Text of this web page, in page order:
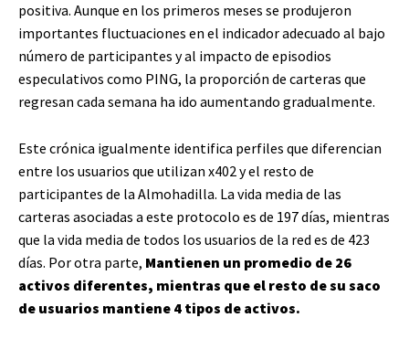
positiva. Aunque en los primeros meses se produjeron
importantes fluctuaciones en el indicador adecuado al bajo
número de participantes y al impacto de episodios
especulativos como PING, la proporción de carteras que
regresan cada semana ha ido aumentando gradualmente.
Este crónica igualmente identifica perfiles que diferencian
entre los usuarios que utilizan x402 y el resto de
participantes de la Almohadilla. La vida media de las
carteras asociadas a este protocolo es de 197 días, mientras
que la vida media de todos los usuarios de la red es de 423
días. Por otra parte, Mantienen un promedio de 26
activos diferentes, mientras que el resto de su saco
de usuarios mantiene 4 tipos de activos.